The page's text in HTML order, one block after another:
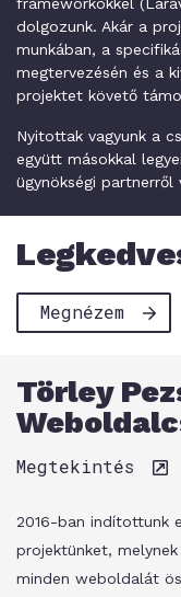
dolgozunk. Akár a
munkában, a
megtervezésén és a
projektet követő
Nyitottak vagyunk a
együtt másokkal
ügynökségi
Megnézem
Törley
Megtekintés
2016-ban indítottunk
projektünket,
minden weboldalát